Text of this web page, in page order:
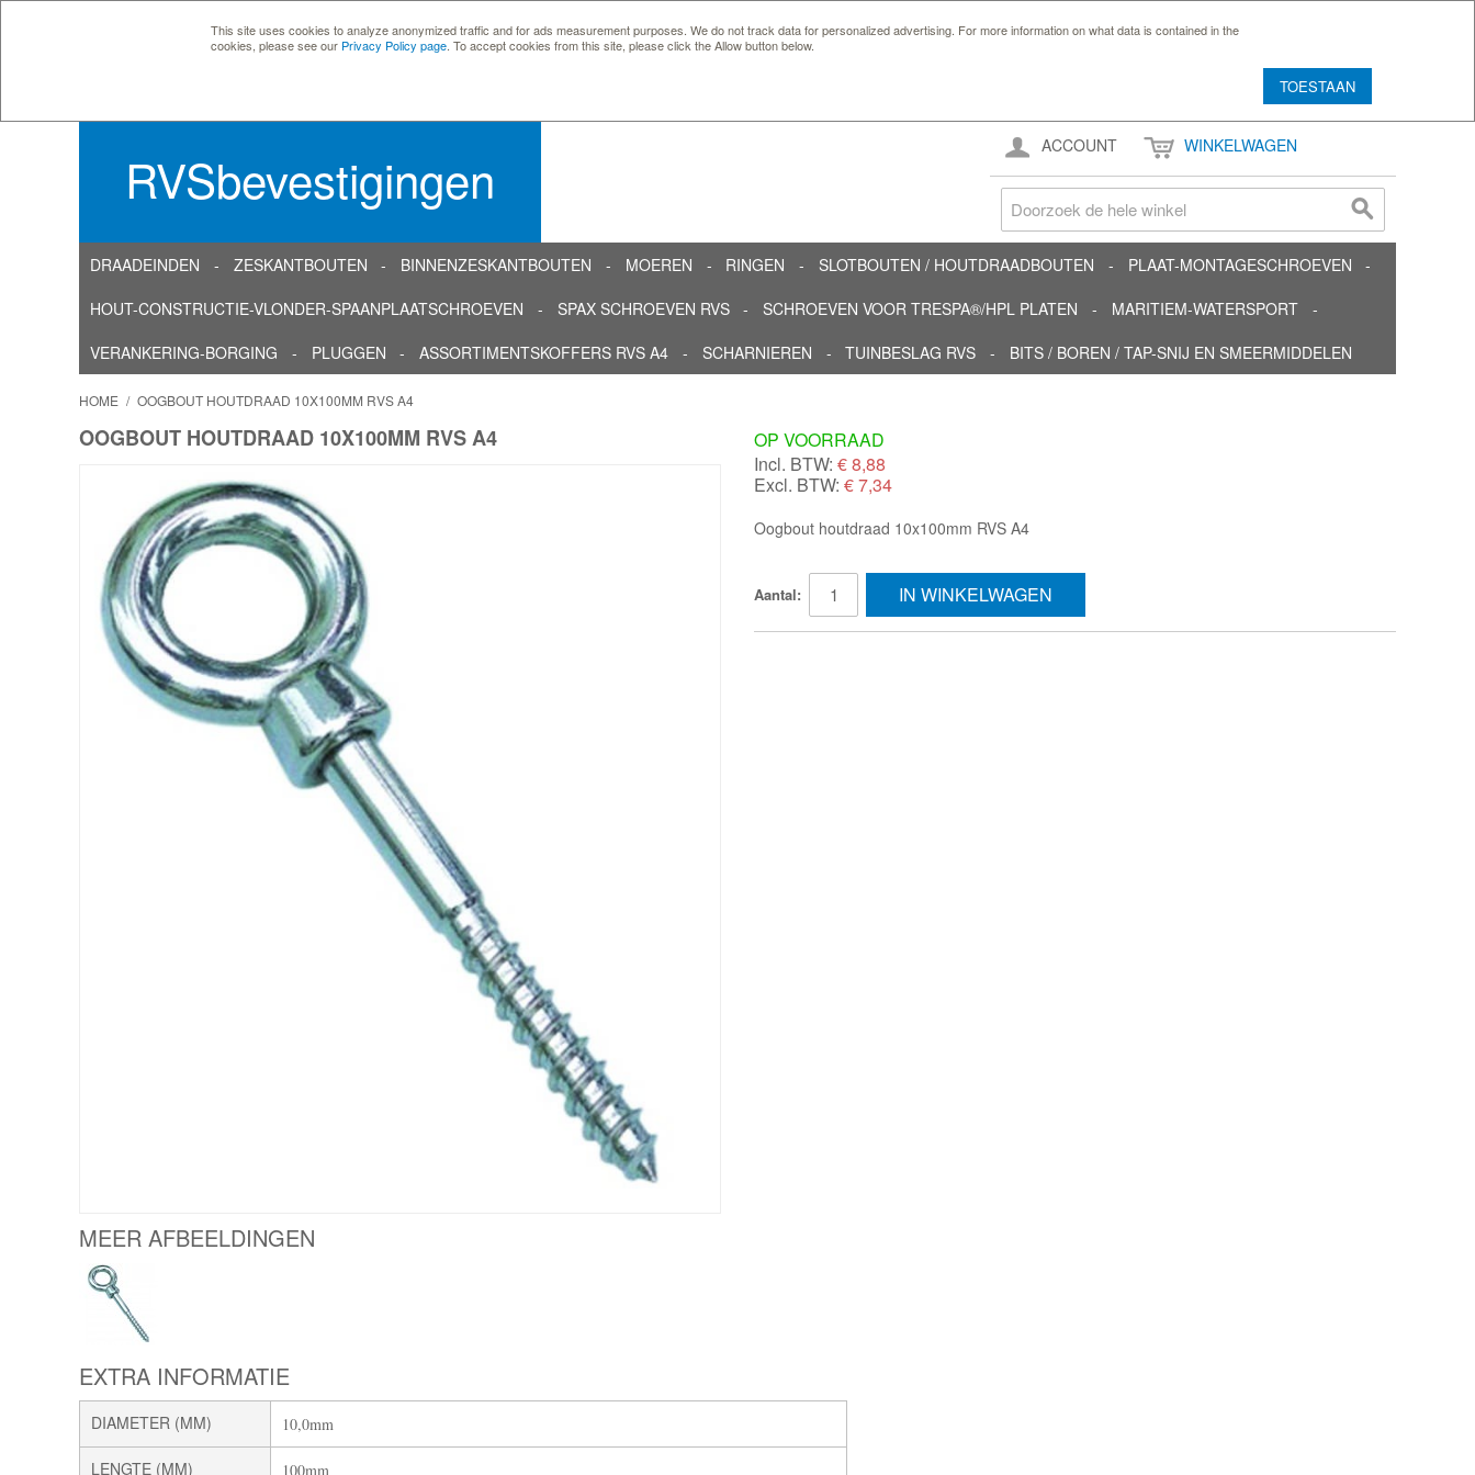
This site uses cookies to analyze anonymized traffic and for ads measurement purposes. We do not track data for personalized advertising. For more information on what data is contained in the
cookies, please see our Privacy Policy page . To accept cookies from this site, please click the Allow button below.
TOESTAAN
RVSbevestigingen
ACCOUNT WINKELWAGEN
DRAADEINDEN ZESKANTBOUTEN BINNENZESKANTBOUTEN MOEREN RINGEN SLOTBOUTEN / HOUTDRAADBOUTEN
PLAAT-MONTAGESCHROEVEN
HOUT-CONSTRUCTIE-VLONDER-SPAANPLAATSCHROEVEN
SPAX SCHROEVEN RVS SCHROEVEN VOOR TRESPA®/HPL PLATEN
MARITIEM-WATERSPORT
VERANKERING-BORGING
PLUGGEN ASSORTIMENTSKOFFERS RVS A4 SCHARNIEREN TUINBESLAG RVS BITS / BOREN / TAP-SNIJ EN SMEERMIDDELEN
HOME / OOGBOUT HOUTDRAAD 10X100MM RVS A4
OOGBOUT HOUTDRAAD 10X100MM RVS A4
MEER AFBEELDINGEN
OP VOORRAAD
Incl. BTW: €8,88
Excl. BTW: € 7,34
Oogbout houtdraad 10x100mm RVS A4
Aantal: IN WINKELWAGEN
EXTRA INFORMATIE
DIAMETER (MM) 10,0mm
LENGTE (MM) 100mm